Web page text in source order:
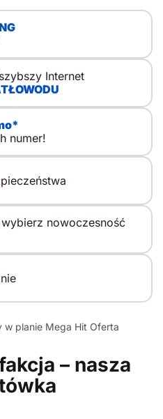
Internet
numer!
nowoczesność
w planie Mega Hit Oferta
– nasza